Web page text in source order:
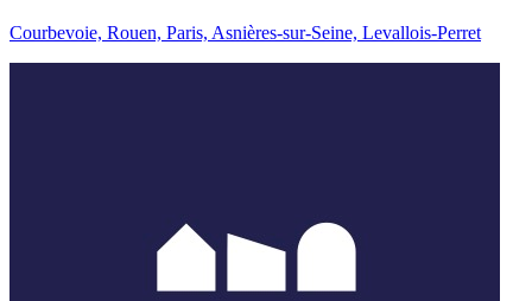
Courbevoie, Rouen, Paris, Asnières-sur-Seine, Levallois-Perret